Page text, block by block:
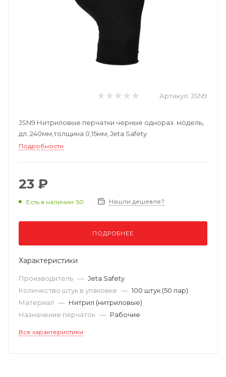
Артикул: JSN9
JSN9 Нитриловые перчатки черные однораз. модель,
дл. 240мм,толщина 0,15мм, Jeta Safety
Подробности
23 ₽
Есть в наличии: 50 Нашли дешевле?
ПОДРОБНЕЕ
Характеристики
Производитель — Jeta Safety
Количество штук в упаковке — 100 штук (50 пар)
Материал — Нитрил (нитриловые)
Назначение перчаток — Рабочие
Все характеристики